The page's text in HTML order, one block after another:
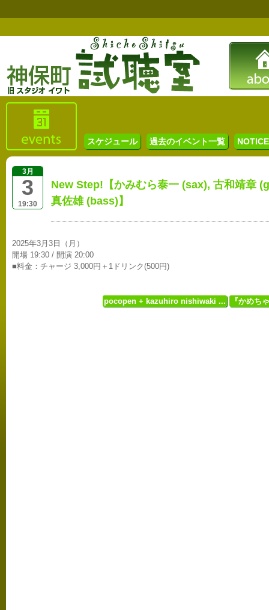
スケジュール 過去のイベント一覧
3月
3
19:30
New Step!【かみむら泰一 (sax), 古和靖章
真佐雄 (bass)】
2025年3月3日（月）
開場 19:30 / 開演 20:00
■料金：チャージ 3,000円＋1ドリンク(500円)
pocopen + kazuhiro nishiwaki ... 『かめち